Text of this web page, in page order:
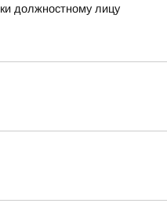
должностному лицу